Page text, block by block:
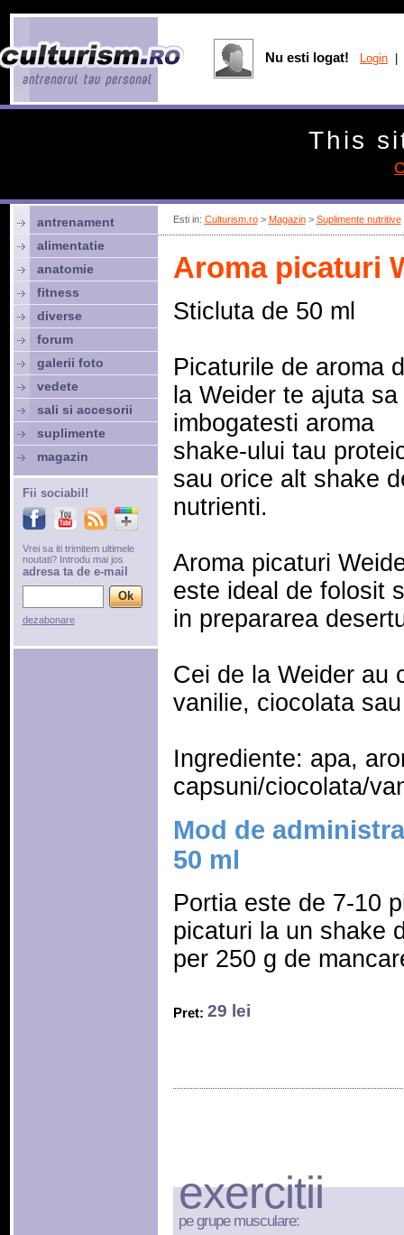
Esti in: Culturism.ro> Magazin> Suplimente nutritive
Aroma picaturi
Sticluta de 50 ml
Picaturile de aroma
la Weider te ajuta sa
imbogatesti aroma
shake-ului tau
sau orice alt shake
nutrienti.
Aroma picaturi
este ideal de folosit
in prepararea
Cei de la Weider au
vanilie, ciocolata
Ingrediente: apa,
capsuni/ciocolata/
Mod de
50 ml
Portia este de 7-10
picaturi la un shake
per 250 g de
Pret: 29 lei
exercitii
pe grupe musculare:
antrenament
alimentatie
anatomie
fitness
diverse
forum
galerii foto
vedete
sali si accesorii
suplimente
magazin
Fii sociabil!
Vrei sa iti trimitem ultimele
noutati? Introdu mai jos
adresa ta de e-mail
dezabonare
Nu esti logat! Login
This